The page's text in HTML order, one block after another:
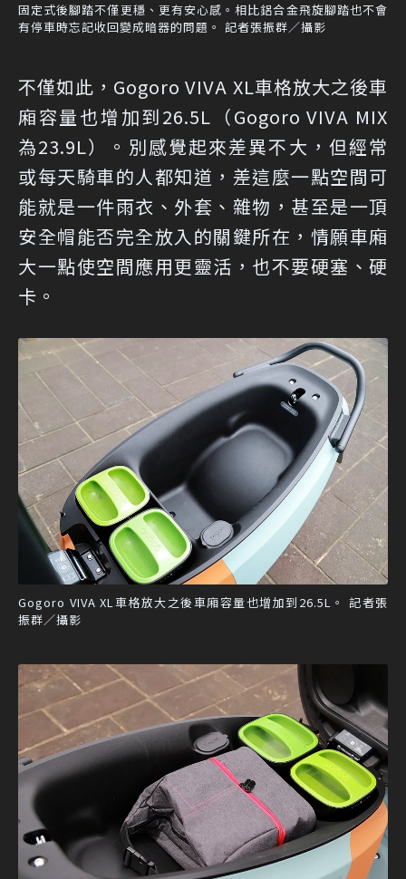
固定式後腳踏不僅更穩、更有安心感。相比鋁合金飛旋腳踏也不會
有停車時忘記收回變成暗器的問題。 記者張振群／攝影
不僅如此，Gogoro VIVA XL車格放大之後車
廂容量也增加到26.5L（Gogoro VIVA MIX
為23.9L）。別感覺起來差異不大，但經常
或每天騎車的人都知道，差這麼一點空間可
能就是一件雨衣、外套、雜物，甚至是一頂
安全帽能否完全放入的關鍵所在，情願車廂
大一點使空間應用更靈活，也不要硬塞、硬
卡。
Gogoro VIVA XL車格放大之後車廂容量也增加到26.5L。 記者張
振群／攝影